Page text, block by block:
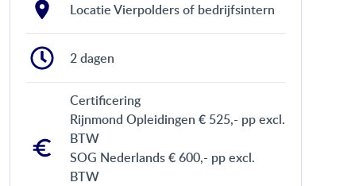
Locatie Vierpolders of bedrijfsintern
2 dagen
Certificering
Rijnmond Opleidingen € 525,- pp excl.
BTW
SOG Nederlands € 600,- pp excl.
BTW